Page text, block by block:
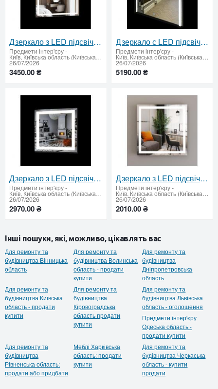
Дзеркало з LED підсвічуванням 750 х 750 мм.
Предмети інтер'єру-
Київ, Київська область (Київська область - продати купити)
26/07/2026
3450.00 ₴
Дзеркало с LED підсвічуванням 900х900 мм
Предмети інтер'єру-
Київ, Київська область (Київська область - продати купити)
26/07/2026
5190.00 ₴
Дзеркало з LED підсвічуванням 700 х 700 мм.
Предмети інтер'єру-
Київ, Київська область (Київська область - продати купити)
26/07/2026
2970.00 ₴
Дзеркало з LED підсвічуванням 500 х 500 мм.
Предмети інтер'єру-
Київ, Київська область (Київська область - продати купити)
26/07/2026
2010.00 ₴
Інші пошуки, які, можливо, цікавлять вас
Для ремонту та
будівництва Вінницька
область
Для ремонту та
будівництва Волинська
область - продати
купити
Для ремонту та
будівництва
Дніпропетровська
область
Для ремонту та
будівництва Київська
область - продати
купити
Для ремонту та
будівництва
Кіровоградська
область продати
купити
Для ремонту та
будівництва Львівська
область - оголошення
Предмети інтер'єру
Одеська область -
продати купити
Для ремонту та
будівництва
Рівненська область:
продати або придбати
Меблі Харківська
область: продати
купити
Для ремонту та
будівництва Черкаська
область - купити
продати